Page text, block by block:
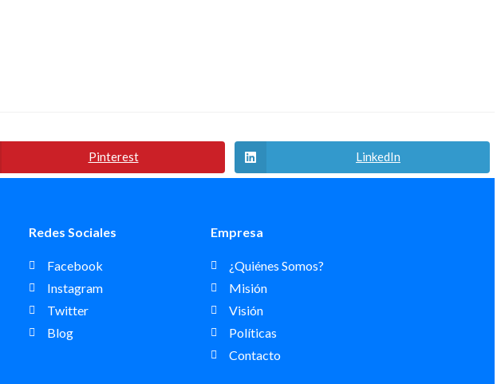
Pinterest LinkedIn
Redes Sociales
Facebook
Instagram
Twitter
Blog
Empresa
¿Quiénes Somos?
Misión
Visión
Políticas
Contacto